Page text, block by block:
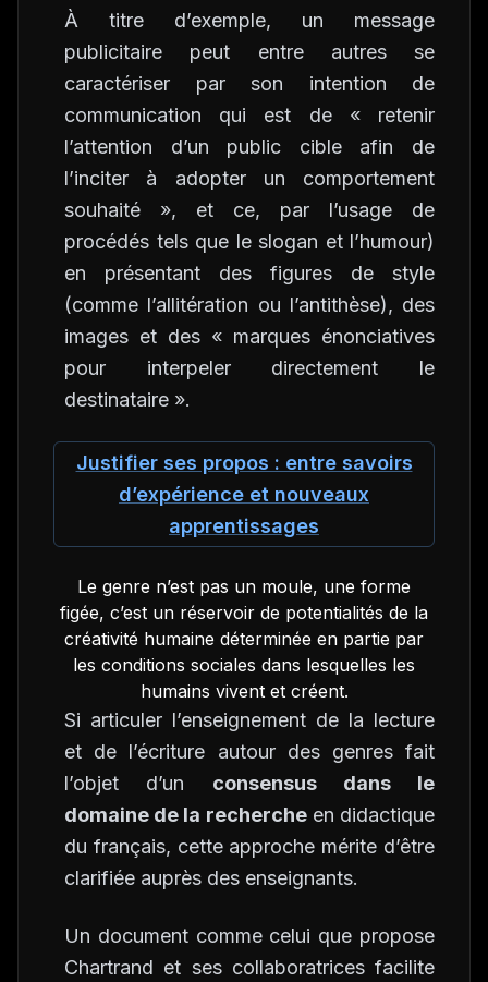
À titre d’exemple, un message
publicitaire peut entre autres se
caractériser par son intention de
communication qui est de « retenir
l’attention d’un public cible afin de
l’inciter à adopter un comportement
souhaité », et ce, par l’usage de
procédés tels que le slogan et l’humour)
en présentant des figures de style
(comme l’allitération ou l’antithèse), des
images et des « marques énonciatives
pour interpeler directement le
destinataire ».
Justifier ses propos : entre savoirs
d’expérience et nouveaux
apprentissages
Le genre n’est pas un moule, une forme
figée, c’est un réservoir de potentialités de la
créativité humaine déterminée en partie par
les conditions sociales dans lesquelles les
humains vivent et créent.
Si articuler l’enseignement de la lecture
et de l’écriture autour des genres fait
l’objet d’un consensus dans le
domaine de la rechercheen didactique
du français, cette approche mérite d’être
clarifiée auprès des enseignants.
Un document comme celui que propose
Chartrand et ses collaboratrices facilite